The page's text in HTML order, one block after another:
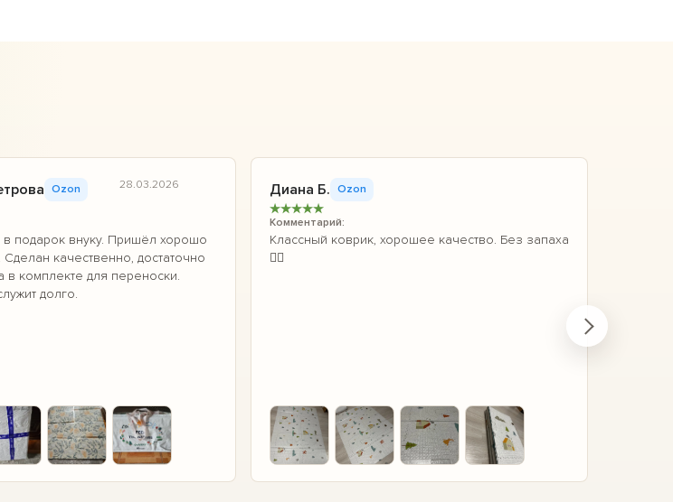
Ozon 28.03.2026
в подарок внуку. Пришёл хорошо
качественно, достаточно
в комплекте для переноски.
долго.
+4
Диана Б. Ozon
★★★★★
Комментарий:
Классный коврик, хорошее качество. Без запаха
👍🏻
+3